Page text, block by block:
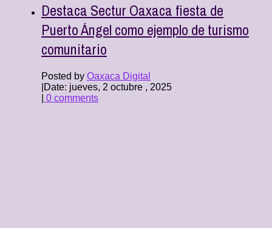
Destaca Sectur Oaxaca fiesta de
Puerto Ángel como ejemplo de turismo
comunitario
Posted by Oaxaca Digital
Date: jueves, 2 octubre , 2025
0 comments